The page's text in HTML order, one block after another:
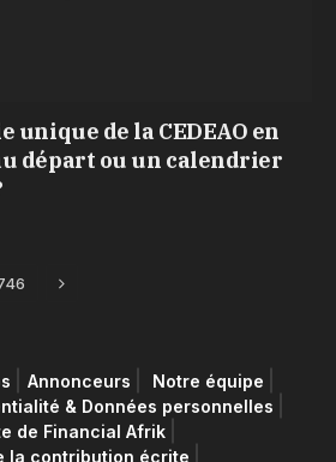
unique de la CEDEAO en
départ ou un calendrier
Next
Annonceurs
Notre équipe
& Données personnelles
de Financial Afrik
la contribution écrite